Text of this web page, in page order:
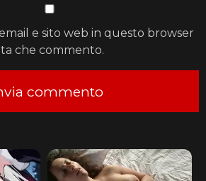
e sito web in questo browser
che commento.